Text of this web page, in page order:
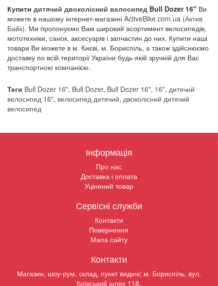
Купити дитячий двоколісний велосипед Bull Dozer16" Ви
можете в нашому інтернет-магазині ActiveBike.com.ua (Актив
Байк). Ми пропонуємо Вам широкий асортимент велосипедів,
мототехніки, санок, аксесуарів і запчастин до них. Купити наші
товари Ви можете в м. Києві, м. Бориспіль, а також здійснюємо
доставку по всій території України будь-якій зручній для Вас
транспортною компанією.
Теги Bull Dozer 16", Bull Dozer, Bull Dozer 16", 16", дитячий
велосипед 16", велосипед дитячий, двоколісний дитячий
велосипед
Інформація
Про нас
Доставка і оплата
Уцінений товар
Сервісні служби
Контакти
Повернення
Мапа сайту
Контакти
Магазин, шоу-рум, склад, пункт видачі: м. Бориспіль, вул.
Київський шлях 118.